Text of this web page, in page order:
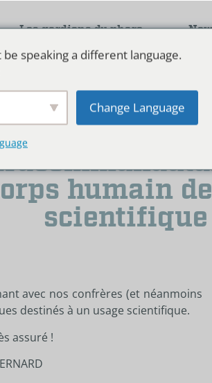
Les gardiens du phare
formations
«
humain
scientifique
avec nos confrères (et néanmoins
destinés à un usage scientifique.
assuré !
speaking a different language.
Change Language